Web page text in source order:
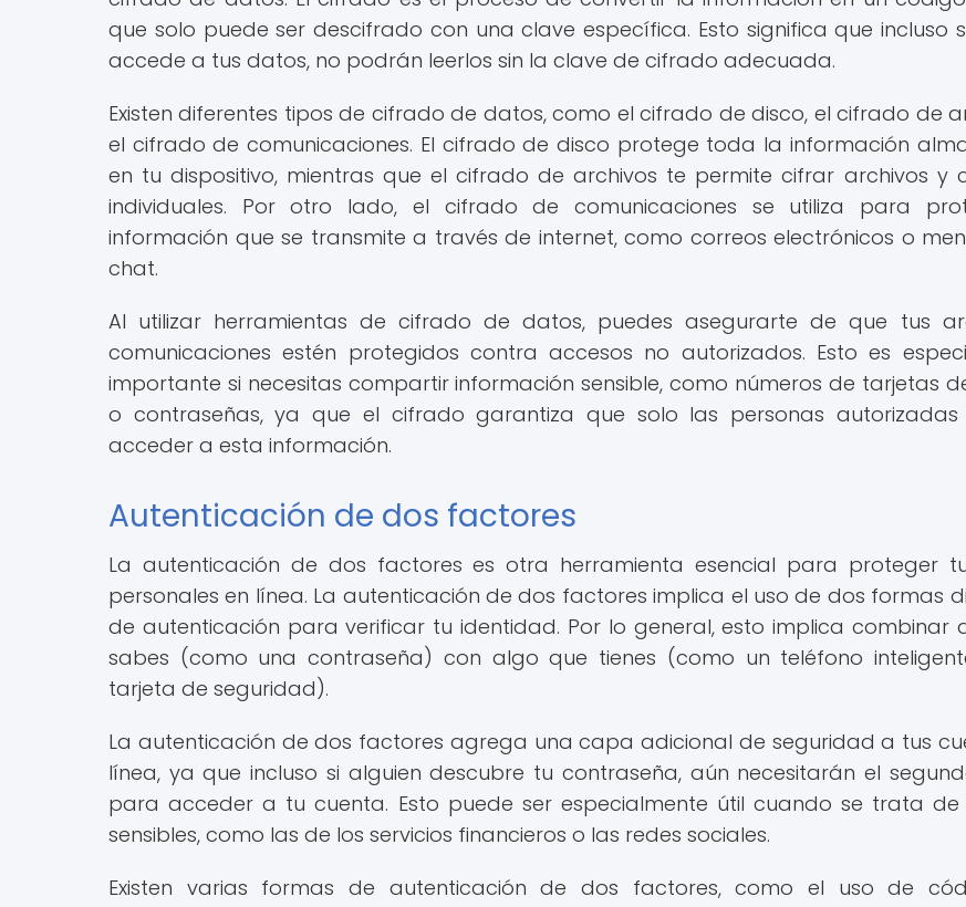
que solo puede ser descifrado con una clave específica. Esto significa que incluso
accede a tus datos, no podrán leerlos sin la clave de cifrado adecuada.
Existen diferentes tipos de cifrado de datos, como el cifrado de disco, el cifrado de
el cifrado de comunicaciones. El cifrado de disco protege toda la información
en tu dispositivo, mientras que el cifrado de archivos te permite cifrar archivos y
individuales. Por otro lado, el cifrado de comunicaciones se utiliza para
información que se transmite a través de internet, como correos electrónicos o
chat.
Al utilizar herramientas de cifrado de datos, puedes asegurarte de que tus
comunicaciones estén protegidos contra accesos no autorizados. Esto es
importante si necesitas compartir información sensible, como números de tarjetas
o contraseñas, ya que el cifrado garantiza que solo las personas autorizadas
acceder a esta información.
Autenticación de dos factores
La autenticación de dos factores es otra herramienta esencial para proteger
personales en línea. La autenticación de dos factores implica el uso de dos formas
de autenticación para verificar tu identidad. Por lo general, esto implica combinar
sabes (como una contraseña) con algo que tienes (como un teléfono
tarjeta de seguridad).
La autenticación de dos factores agrega una capa adicional de seguridad a tus
línea, ya que incluso si alguien descubre tu contraseña, aún necesitarán el
para acceder a tu cuenta. Esto puede ser especialmente útil cuando se trata de
sensibles, como las de los servicios financieros o las redes sociales.
Existen varias formas de autenticación de dos factores, como el uso de